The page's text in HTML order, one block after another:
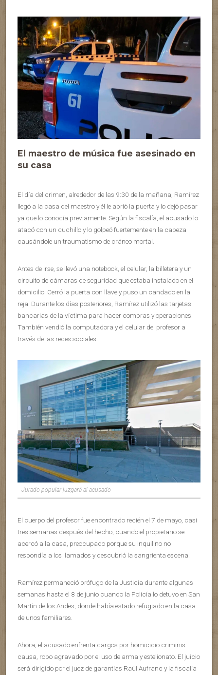
El maestro de música fue asesinado en
su casa
El día del crimen, alrededor de las 9:30 de la mañana, Ramírez
llegó a la casa del maestro y él le abrió la puerta y lo dejó pasar
ya que lo conocía previamente. Según la fiscalía, el acusado lo
atacó con un cuchillo y lo golpeó fuertemente en la cabeza
causándole un traumatismo de cráneo mortal.
Antes de irse, se llevó una notebook, el celular, la billetera y un
circuito de cámaras de seguridad que estaba instalado en el
domicilio. Cerró la puerta con llave y puso un candado en la
reja. Durante los días posteriores, Ramírez utilizó las tarjetas
bancarias de la víctima para hacer compras y operaciones.
También vendió la computadora y el celular del profesor a
través de las redes sociales.
Jurado popular juzgará al acusado
El cuerpo del profesor fue encontrado recién el 7 de mayo, casi
tres semanas después del hecho, cuando el propietario se
acercó a la casa, preocupado porque su inquilino no
respondía a los llamados y descubrió la sangrienta escena.
Ramírez permaneció prófugo de la Justicia durante algunas
semanas hasta el 8 de junio cuando la Policía lo detuvo en San
Martín de los Andes, donde había estado refugiado en la casa
de unos familiares.
Ahora, el acusado enfrenta cargos por homicidio criminis
causa, robo agravado por el uso de arma y estelionato. El juicio
será dirigido por el juez de garantías Raúl Aufranc y la fiscalía